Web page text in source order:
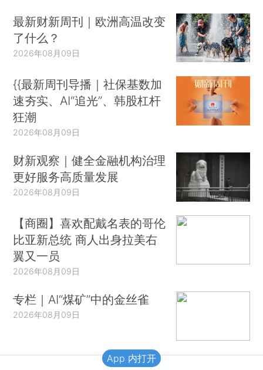
最新财新周刊｜欧洲高温改变
了什么？
2026年08月09日
{{最新周刊导播｜社保基数加
速夯实、AI“追光”、韩股杠杆
狂潮
2026年08月09日
财新观察｜健全金融机构治理
更好服务高质量发展
2026年08月09日
【商圈】喜欢配戴名表的哥伦
比亚新总统 商人出身拉美右
翼又一员
2026年08月09日
专栏｜AI“煤矿”中的金丝雀
2026年08月09日
App 内打开